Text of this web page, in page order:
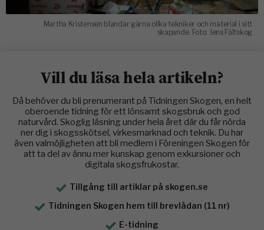
Martha Kristensen blandar gärna olika tekniker och material i sitt
skapande. Foto: Jens Fältskog
Vill du läsa hela artikeln?
Då behöver du bli prenumerant på Tidningen Skogen, en helt
oberoende tidning för ett lönsamt skogsbruk och god
naturvård. Skoglig läsning under hela året där du får nörda
ner dig i skogsskötsel, virkesmarknad och teknik. Du har
även valmöjligheten att bli medlem i Föreningen Skogen för
att ta del av ännu mer kunskap genom exkursioner och
digitala skogsfrukostar.
Tillgång till artiklar på skogen.se
Tidningen Skogen hem till brevlådan (11 nr)
E-tidning